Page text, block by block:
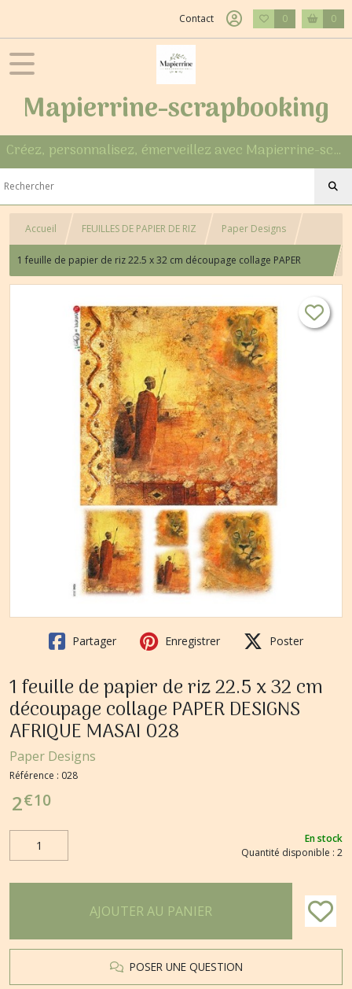
Contact 0 0
Mapierrine-scrapbooking
Créez, personnalisez, émerveillez avec Mapierrine-scrapbooking
Accueil FEUILLES DE PAPIER DE RIZ Paper Designs
1 feuille de papier de riz 22.5 x 32 cm découpage collage PAPER
Partager Enregistrer Poster
1 feuille de papier de riz 22.5 x 32 cm
découpage collage PAPER DESIGNS
AFRIQUE MASAI 028
Paper Designs
Référence : 028
2€10
En stock
Quantité disponible : 2
AJOUTER AU PANIER
POSER UNE QUESTION